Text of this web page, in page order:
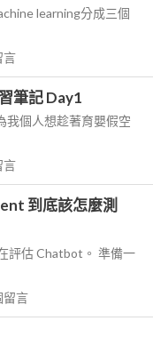
learning分成三個
言
筆記 Day1
我個人想趁著育嬰假空
言
到底該怎麼測
評估 Chatbot。 準備一
留言